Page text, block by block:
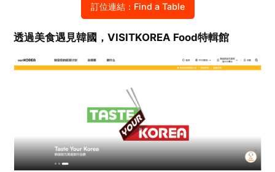
訂位連結：Find a Table
透過美食遇見韓國，VISITKOREA Food特輯館